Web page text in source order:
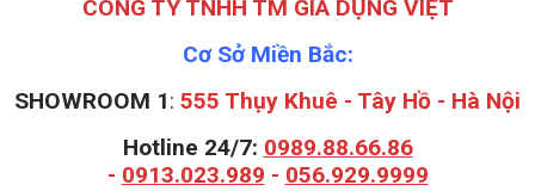
CÔNG TY TNHH TM GIA DỤNG VIỆT
Cơ Sở Miền Bắc:
SHOWROOM 1: 555 Thụy Khuê - Tây Hồ - Hà Nội
Hotline 24/7: 0989.88.66.86
- 0913.023.989 - 056.929.9999